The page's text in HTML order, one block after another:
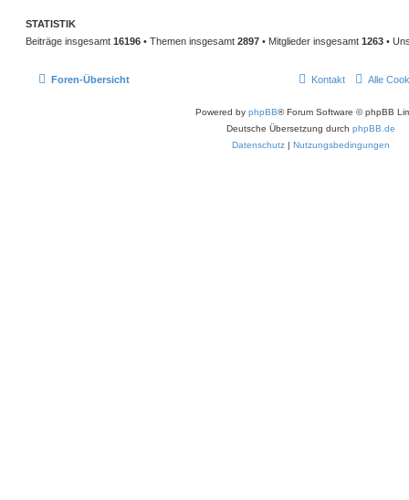
STATISTIK
Beiträge insgesamt 16196 • Themen insgesamt 2897 • Mitglieder insgesamt 1263 •
Foren-Übersicht Alle
Kontakt
Powered by phpBB® Forum Software © phpBB
Deutsche Übersetzung durch phpBB.de
Datenschutz | Nutzungsbedingungen